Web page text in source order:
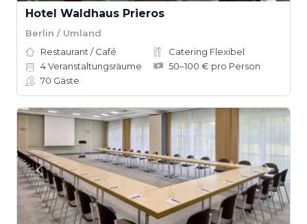
Hotel Waldhaus Prieros
Berlin / Umland
Restaurant / Café
Catering Flexibel
4Veranstaltungsräume
50–100 € pro Person
70 Gäste